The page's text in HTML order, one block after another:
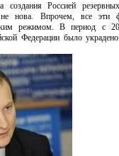
создания Россией
нова. Впрочем, все эти
режимом. В период с
Федерации было